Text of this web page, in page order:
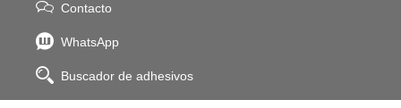
Contacto
WhatsApp
Buscador de adhesivos